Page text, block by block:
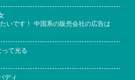
いです！ 中国系の販売会社の広告は
て光る
ディ